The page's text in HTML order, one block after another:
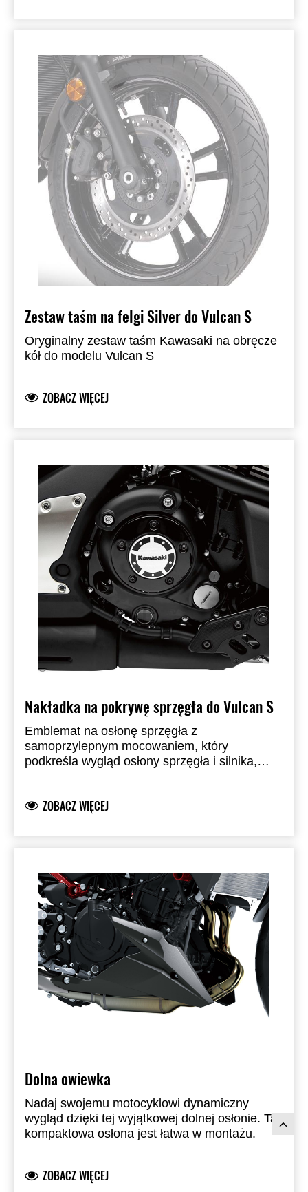
Zestaw taśm na felgi Silver do Vulcan S
Oryginalny zestaw taśm Kawasaki na obręcze
kół do modelu Vulcan S
ZOBACZ WIĘCEJ
Nakładka na pokrywę sprzęgła do Vulcan S
Emblemat na osłonę sprzęgła z
samoprzylepnym mocowaniem, który
podkreśla wygląd osłony sprzęgła i silnika,
wykończony w szczotkowanym aluminium.
Logo: Kawasaki
ZOBACZ WIĘCEJ
Dolna owiewka
Nadaj swojemu motocyklowi dynamiczny
wygląd dzięki tej wyjątkowej dolnej osłonie. Ta
kompaktowa osłona jest łatwa w montażu.
ZOBACZ WIĘCEJ